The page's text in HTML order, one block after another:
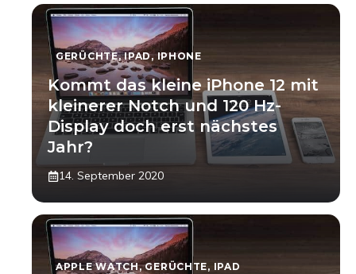
GERÜCHTE,IPAD,IPHONE
Kommt das kleine iPhone 12 mit
kleinerer Notch und 120 Hz-
Display doch erst nächstes
Jahr?
14. September 2020
APPLE WATCH,GERÜCHTE, IPAD